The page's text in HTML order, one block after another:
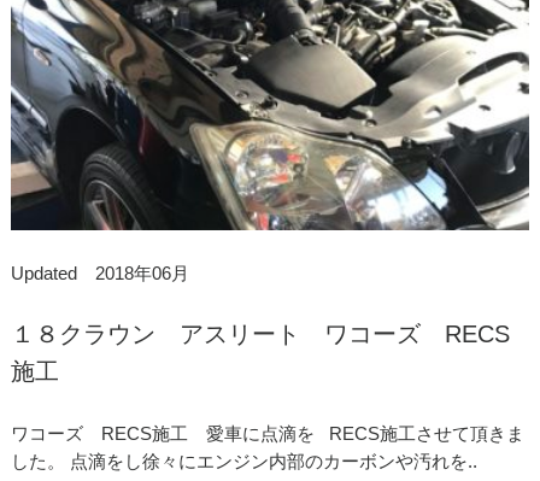
Updated 2018年06月
１８クラウン アスリート ワコーズ RECS
施工
ワコーズ RECS施工 愛車に点滴を RECS施工させて頂きま
した。 点滴をし徐々にエンジン内部のカーボンや汚れを..